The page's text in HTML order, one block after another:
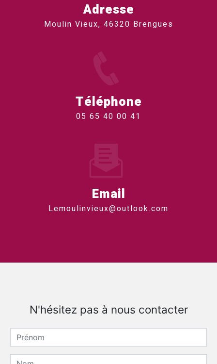
Adresse
Moulin Vieux, 46320 Brengues
Téléphone
05 65 40 00 41
Email
lemoulinvieux@outlook.com
N'hésitez pas à nous contacter